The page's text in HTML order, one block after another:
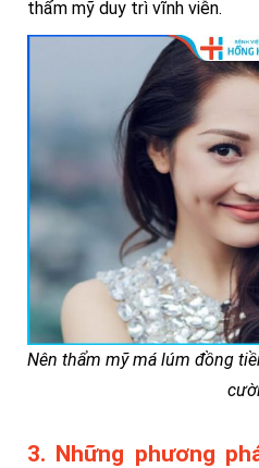
thẩm mỹ duy trì vĩnh viễn.
Nên thẩm mỹ má lúm đồng
3. Những phương